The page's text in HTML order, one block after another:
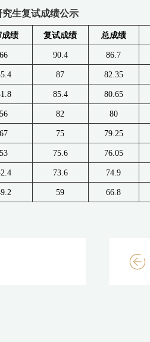
生复试成绩公示
成绩 复试成绩 总成绩
90.4 86.7
87 82.35
85.4 80.65
82 80
75 79.25
75.6 76.05
73.6 74.9
59 66.8